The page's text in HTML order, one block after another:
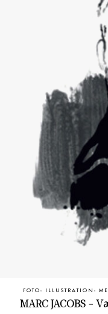
FOTO: ILLUSTRATION:
MARC JACOBS -